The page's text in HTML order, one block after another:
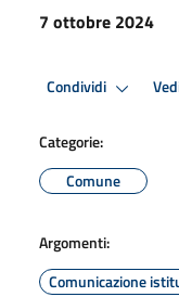
7 ottobre 2024
Condividi
Categorie:
Comune
Argomenti:
Comunicazione